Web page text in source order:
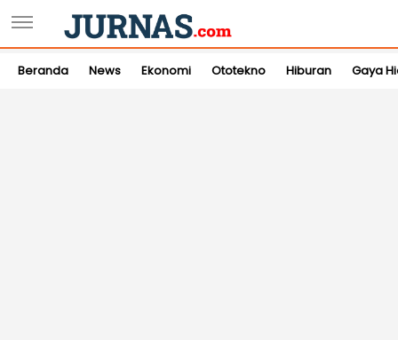
Beranda News Ekonomi Ototekno Hiburan Gaya